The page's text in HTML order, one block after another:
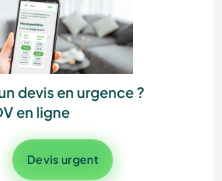
nos experts
devis en urgence ?
en ligne
Devis urgent